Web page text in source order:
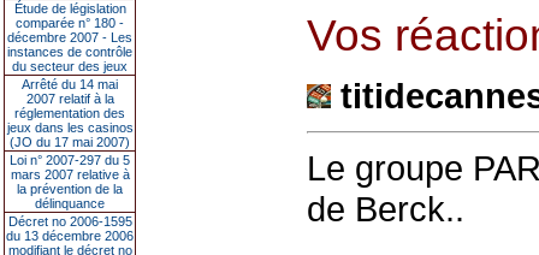
Étude de législation
comparée n° 180 -
décembre 2007 - Les
instances de contrôle
du secteur des jeux
Arrêté du 14 mai
2007 relatif à la
réglementation des
jeux dans les casinos
(JO du 17 mai 2007)
Loi n° 2007-297 du 5
mars 2007 relative à
la prévention de la
délinquance
Décret no 2006-1595
du 13 décembre 2006
modifiant le décret no
Vos
Le groupe
de Berck..